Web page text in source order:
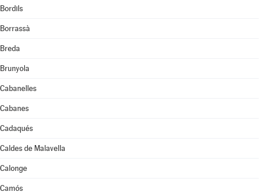
Bordils
Borrassà
Breda
Brunyola
Cabanelles
Cabanes
Cadaqués
Caldes de Malavella
Calonge
Camós